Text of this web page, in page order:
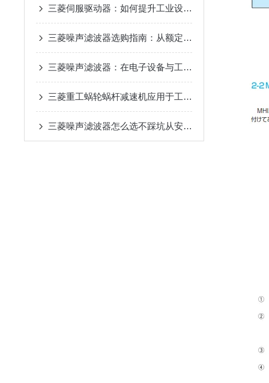
三菱伺服驱动器：如何提升工业设备的精确控制与效率
三菱噪声滤波器选购指南：从额定电流、频率范围到适配场景
三菱噪声滤波器：在电子设备与工业自动化中实现电磁兼容性提升的关键工具
三菱重工蜗轮蜗杆减速机应用于工业领域
三菱噪声滤波器怎么选不踩坑从安装环境到兼容性这些关键参数要关注